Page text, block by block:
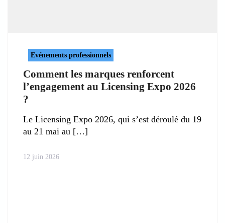
Evénements professionnels
Comment les marques renforcent
l’engagement au Licensing Expo 2026
?
Le Licensing Expo 2026, qui s’est déroulé du 19
au 21 mai au
12 juin 2026